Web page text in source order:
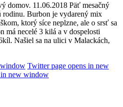
domov. 11.06.2018 Päť mesačný
Burbon je vydarený mix
ktorý síce neplzne, ale o srsť sa
má necelé 3 kilá a v dospelosti
Našiel sa na ulici v Malackách,
window Twitter page opens in new
in new window